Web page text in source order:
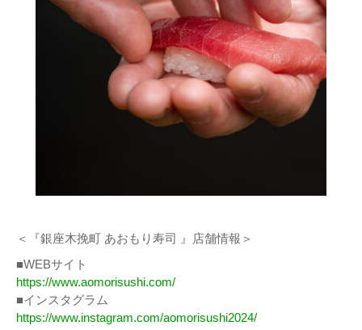
＜『銀座木挽町 あおもり寿司 』店舗情報＞
■WEBサイト
https://www.aomorisushi.com/
■インスタグラム
https://www.instagram.com/aomorisushi2024/